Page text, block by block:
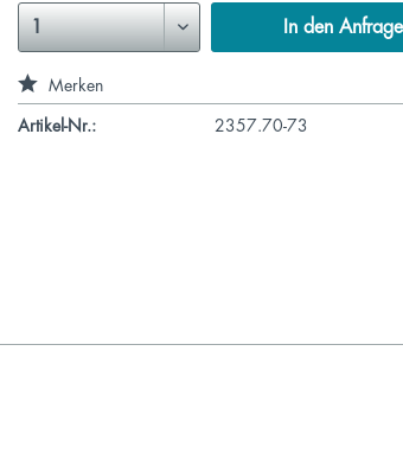
In den
Merken
Artikel-Nr.: 2357.70-73